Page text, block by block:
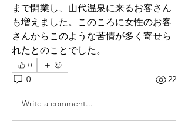
まで開業し、山代温泉に来るお客さん
も増えました。このころに女性のお客
さんからこのような苦情が多く寄せら
れたとのことでした。
0
0 22
Write a comment...